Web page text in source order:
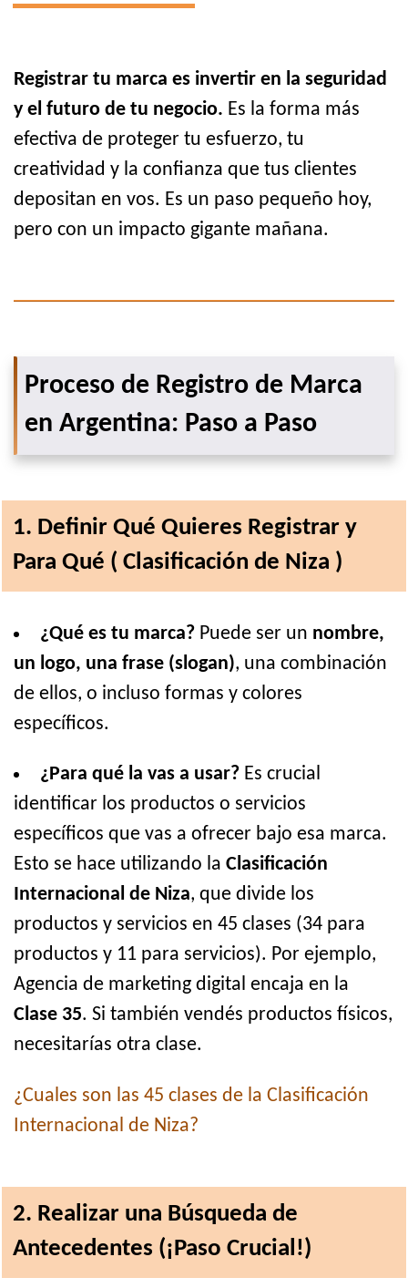
Registrar tu marca es invertir en la seguridad
y el futuro de tu negocio. Es la forma más
efectiva de proteger tu esfuerzo, tu
creatividad y la confianza que tus clientes
depositan en vos. Es un paso pequeño hoy,
pero con un impacto gigante mañana.
Proceso de Registro de Marca
en Argentina: Paso a Paso
1. Definir Qué Quieres Registrar y
Para Qué ( Clasificación de Niza )
¿Qué es tu marca? Puede ser un nombre,
un logo, una frase (slogan), una combinación
de ellos, o incluso formas y colores
específicos.
¿Para qué la vas a usar? Es crucial
identificar los productos o servicios
específicos que vas a ofrecer bajo esa marca.
Esto se hace utilizando la Clasificación
Internacional de Niza, que divide los
productos y servicios en 45 clases (34 para
productos y 11 para servicios). Por ejemplo,
Agencia de marketing digital encaja en la
Clase 35. Si también vendés productos físicos,
necesitarías otra clase.
¿Cuales son las 45 clases de la Clasificación
Internacional de Niza?
2. Realizar una Búsqueda de
Antecedentes (¡Paso Crucial!)